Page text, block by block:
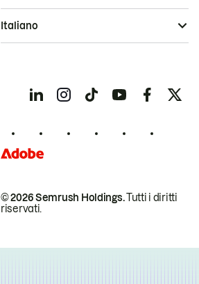
© 2026 Semrush Holdings.Tutti i diritti
riservati.
Italiano